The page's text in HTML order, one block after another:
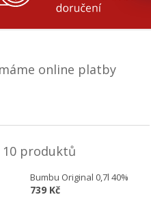
online platby
10 produktů
Bumbu Original 0,7l 40%
739 Kč